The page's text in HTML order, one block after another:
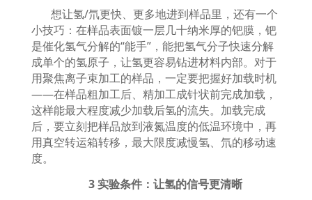
想让氢/氘更快、更多地进到样品里，还有一个
小技巧：在样品表面镀一层几十纳米厚的钯膜，钯
是催化氢气分解的“能手”，能把氢气分子快速分解
成单个的氢原子，让氢更容易钻进材料内部。对于
用聚焦离子束加工的样品，一定要把握好加载时机
——在样品粗加工后、精加工成针状前完成加载，
这样能最大程度减少加载后氢的流失。加载完成
后，要立刻把样品放到液氮温度的低温环境中，再
用真空转运箱转移，最大限度减慢氢、氘的移动速
度。
3 实验条件：让氢的信号更清晰